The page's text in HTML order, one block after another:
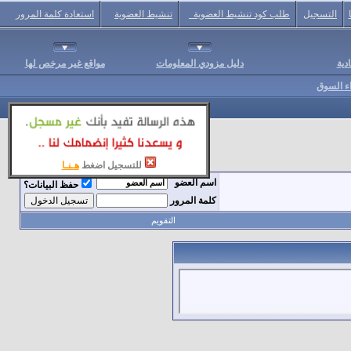
للتسجيل اضغط هـنـا
التسجيل طلب كود تنشيط العضوية تنشيط العضوية استعادة كلمة المرور
دليل مزودي المعلومات مواقع غير مرخص لها
السوق
اسم العضو
حفظ البيانات؟
كلمة المرور
التقويم